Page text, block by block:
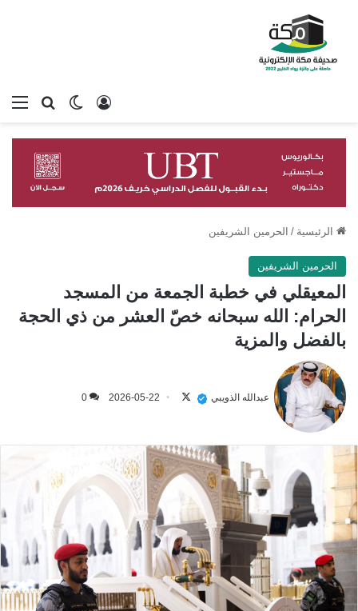
بحثالوضع
تسجيل الدخول
الرئيسية / الحرمين الشريفين
الحرمين الشريفين
المعيقلي في خطبة الجمعة من المسجد
الحرام: الله سبحانه خصّ العشر من ذي الحجة
بالفضل والمزية
عبدالله الذويبي
على
2026-05-22
0